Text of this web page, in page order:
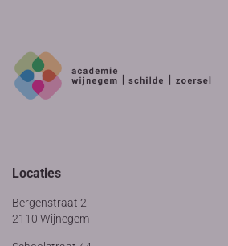
Locaties
Bergenstraat 2
2110 Wijnegem